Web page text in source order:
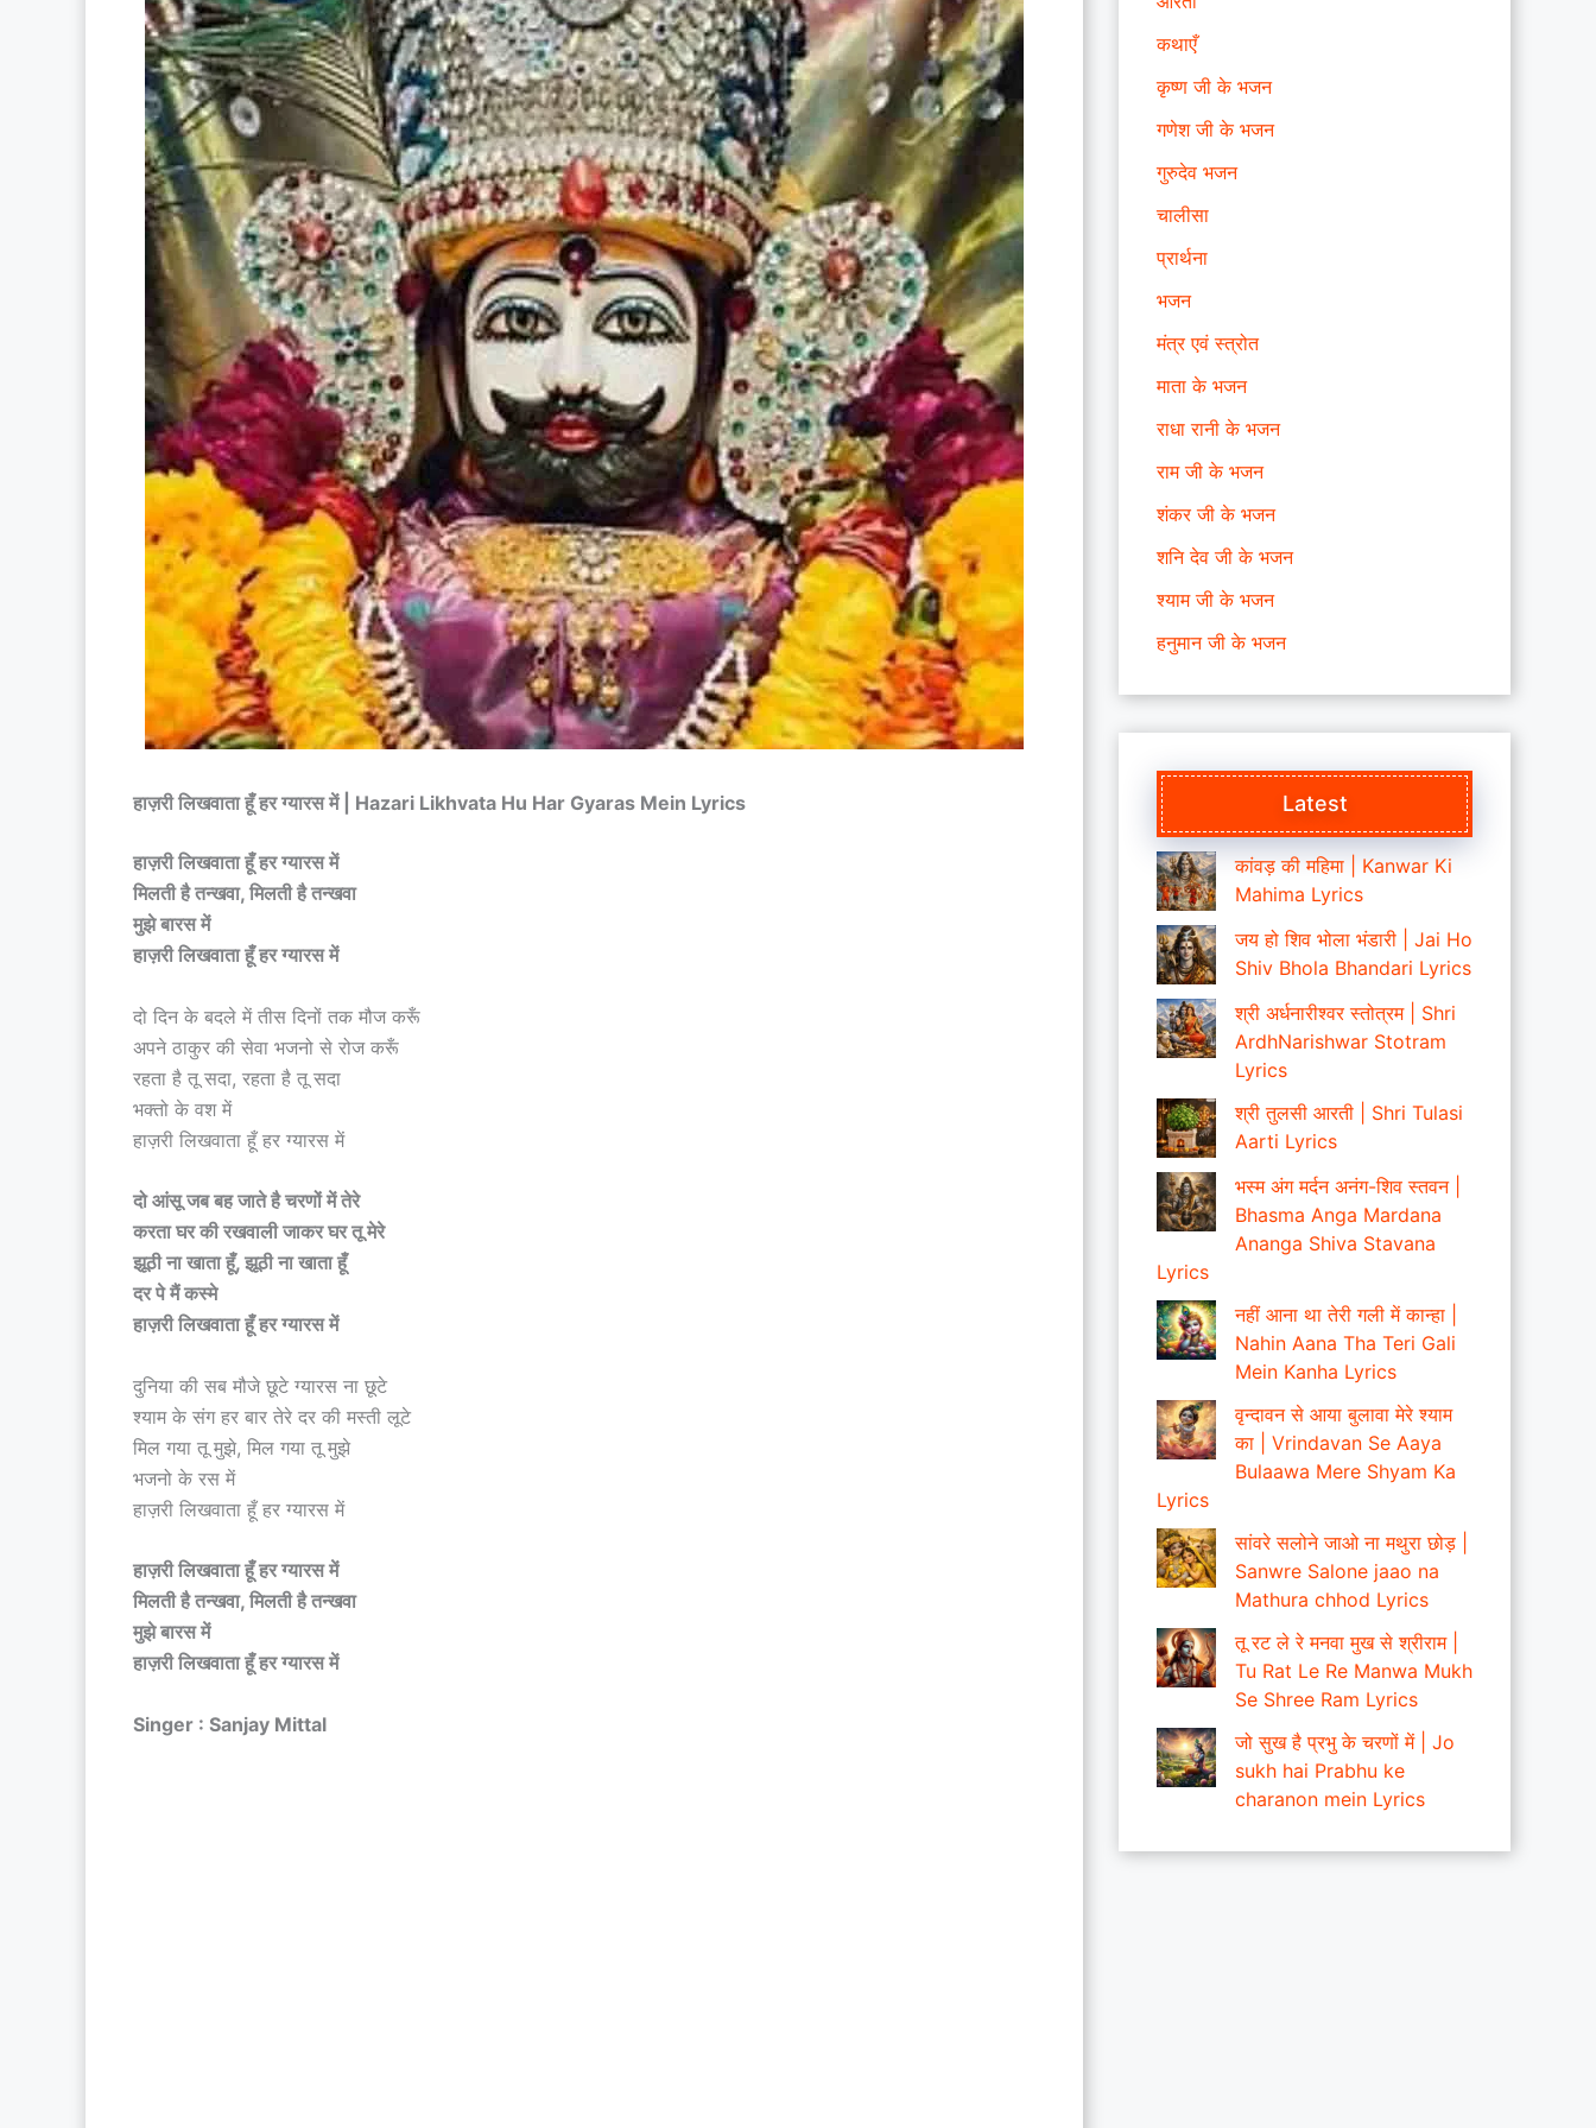
हाज़री लिखवाता हूँ हर ग्यारस में | Hazari Likhvata Hu Har Gyaras Mein Lyrics
हाज़री लिखवाता हूँ हर ग्यारस में
मिलती है तन्खवा, मिलती है तन्खवा
मुझे बारस में
हाज़री लिखवाता हूँ हर ग्यारस में
दो दिन के बदले में तीस दिनों तक मौज करूँ
अपने ठाकुर की सेवा भजनो से रोज करूँ
रहता है तू सदा, रहता है तू सदा
भक्तो के वश में
हाज़री लिखवाता हूँ हर ग्यारस में
दो आंसू जब बह जाते है चरणों में तेरे
करता घर की रखवाली जाकर घर तू मेरे
झूठी ना खाता हूँ, झूठी ना खाता हूँ
दर पे मैं कस्मे
हाज़री लिखवाता हूँ हर ग्यारस में
दुनिया की सब मौजे छूटे ग्यारस ना छूटे
श्याम के संग हर बार तेरे दर की मस्ती लूटे
मिल गया तू मुझे, मिल गया तू मुझे
भजनो के रस में
हाज़री लिखवाता हूँ हर ग्यारस में
हाज़री लिखवाता हूँ हर ग्यारस में
मिलती है तन्खवा, मिलती है तन्खवा
मुझे बारस में
हाज़री लिखवाता हूँ हर ग्यारस में
Singer : Sanjay Mittal
कथाएँ
कृष्ण जी के भजन
गणेश जी के भजन
गुरुदेव भजन
चालीसा
प्रार्थना
भजन
मंत्र एवं स्त्रोत
माता के भजन
राधा रानी के भजन
राम जी के भजन
शंकर जी के भजन
शनि देव जी के भजन
श्याम जी के भजन
हनुमान जी के भजन
Latest
कांवड़ की महिमा | Kanwar Ki
Mahima Lyrics
जय हो शिव भोला भंडारी | Jai Ho
Shiv Bhola Bhandari Lyrics
श्री अर्धनारीश्वर स्तोत्रम | Shri
ArdhNarishwar Stotram
Lyrics
श्री तुलसी आरती | Shri Tulasi
Aarti Lyrics
भस्म अंग मर्दन अनंग-शिव स्तवन |
Bhasma Anga Mardana
Ananga Shiva Stavana
Lyrics
नहीं आना था तेरी गली में कान्हा |
Nahin Aana Tha Teri Gali
Mein Kanha Lyrics
वृन्दावन से आया बुलावा मेरे श्याम
का | Vrindavan Se Aaya
Bulaawa Mere Shyam Ka
Lyrics
सांवरे सलोने जाओ ना मथुरा छोड़ |
Sanwre Salone jaao na
Mathura chhod Lyrics
तू रट ले रे मनवा मुख से श्रीराम |
Tu Rat Le Re Manwa Mukh
Se Shree Ram Lyrics
जो सुख है प्रभु के चरणों में | Jo
sukh hai Prabhu ke
charanon mein Lyrics